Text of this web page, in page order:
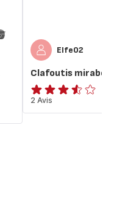
Elfe02
Clafoutis
ratings.3.5
2 Avis